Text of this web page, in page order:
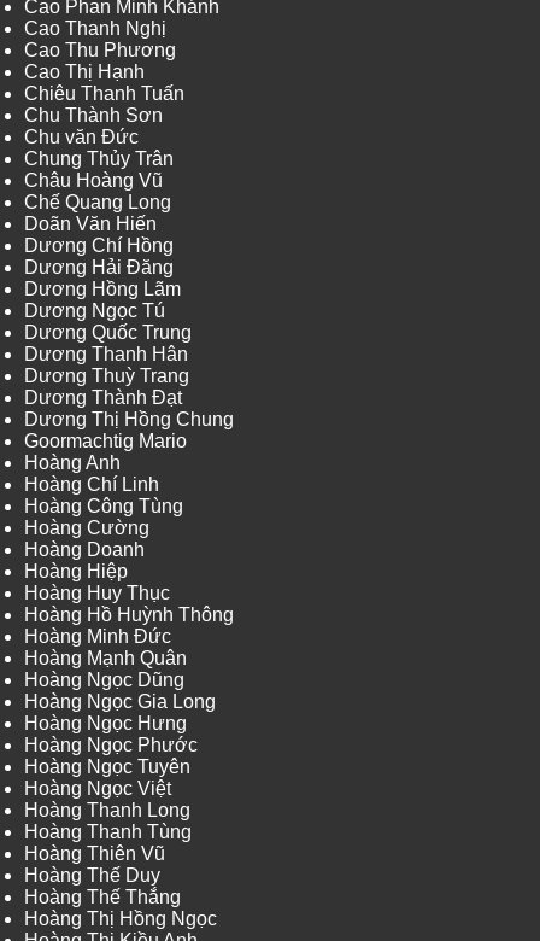
Cao Phan Minh Khánh
Cao Thanh Nghị
Cao Thu Phương
Cao Thị Hạnh
Chiêu Thanh Tuấn
Chu Thành Sơn
Chu văn Đức
Chung Thủy Trân
Châu Hoàng Vũ
Chế Quang Long
Doãn Văn Hiến
Dương Chí Hồng
Dương Hải Đăng
Dương Hồng Lãm
Dương Ngọc Tú
Dương Quốc Trung
Dương Thanh Hân
Dương Thuỳ Trang
Dương Thành Đạt
Dương Thị Hồng Chung
Goormachtig Mario
Hoàng Anh
Hoàng Chí Linh
Hoàng Công Tùng
Hoàng Cường
Hoàng Doanh
Hoàng Hiệp
Hoàng Huy Thục
Hoàng Hồ Huỳnh Thông
Hoàng Minh Đức
Hoàng Mạnh Quân
Hoàng Ngọc Dũng
Hoàng Ngọc Gia Long
Hoàng Ngọc Hưng
Hoàng Ngọc Phước
Hoàng Ngọc Tuyên
Hoàng Ngọc Việt
Hoàng Thanh Long
Hoàng Thanh Tùng
Hoàng Thiên Vũ
Hoàng Thế Duy
Hoàng Thế Thắng
Hoàng Thị Hồng Ngọc